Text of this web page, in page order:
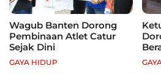
Wagub Banten Dorong
Pembinaan Atlet Catur
Sejak Dini
GAYA HIDUP